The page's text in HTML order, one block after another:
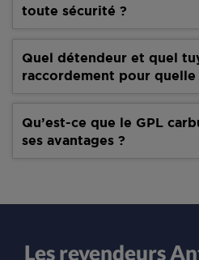
toute sécurité ?
Quel détendeur et quel
raccordement pour
Qu’est-ce que le GPL
ses avantages ?
Les revendeurs